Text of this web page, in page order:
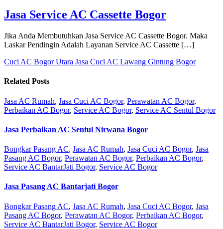
Jasa Service AC Cassette Bogor
Jika Anda Membutuhkan Jasa Service AC Cassette Bogor. Maka
Laskar Pendingin Adalah Layanan Service AC Cassette […]
Cuci AC Bogor Utara Jasa Cuci AC Lawang Gintung Bogor
Related Posts
Jasa AC Rumah, Jasa Cuci AC Bogor, Perawatan AC Bogor,
Perbaikan AC Bogor, Service AC Bogor, Service AC Sentul Bogor
Jasa Perbaikan AC Sentul Nirwana Bogor
Bongkar Pasang AC, Jasa AC Rumah, Jasa Cuci AC Bogor, Jasa
Pasang AC Bogor, Perawatan AC Bogor, Perbaikan AC Bogor,
Service AC BantarJati Bogor, Service AC Bogor
Jasa Pasang AC Bantarjati Bogor
Bongkar Pasang AC, Jasa AC Rumah, Jasa Cuci AC Bogor, Jasa
Pasang AC Bogor, Perawatan AC Bogor, Perbaikan AC Bogor,
Service AC BantarJati Bogor, Service AC Bogor